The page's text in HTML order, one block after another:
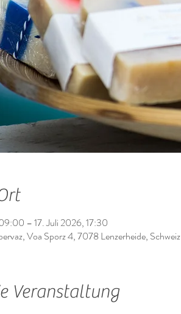
– 17. Juli 2026, 17:30
Voa Sporz 4, 7078 Lenzerheide, Schweiz
Veranstaltung